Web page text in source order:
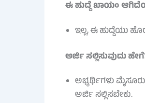
ಈ ಹುದ್ದೆ ಖಾಯಂ
ಇಲ್ಲ, ಈ ಹುದ್ದೆಯು
ಅರ್ಜಿ ಸಲ್ಲಿಸುವುದು
ಅಭ್ಯರ್ಥಿಗಳು
ಅರ್ಜಿ ಸಲ್ಲಿಸಬೇಕು.